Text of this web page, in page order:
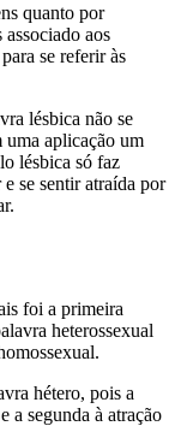
quanto por
associado aos
se referir às
lésbica não se
uma aplicação um
lésbica só faz
se sentir atraída por
foi a primeira
heterossexual
hétero, pois a
a segunda à atração